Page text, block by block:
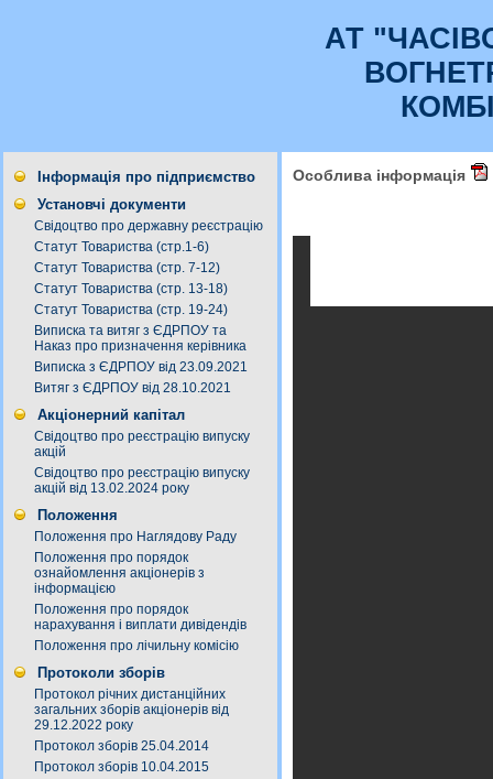
АТ
Інформація про підприємство
Установчі документи
Свідоцтво про державну реєстрацію
Статут Товариства (стр.1-6)
Статут Товариства (стр. 7-12)
Статут Товариства (стр. 13-18)
Статут Товариства (стр. 19-24)
Виписка та витяг з ЄДРПОУ та
Наказ про призначення керівника
Виписка з ЄДРПОУ від 23.09.2021
Витяг з ЄДРПОУ від 28.10.2021
Акціонерний капітал
Свідоцтво про реєстрацію випуску
акцій
Свідоцтво про реєстрацію випуску
акцій від 13.02.2024 року
Положення
Положення про Наглядову Раду
Положення про порядок
ознайомлення акціонерів з
інформацією
Положення про порядок
нарахування і виплати дивідендів
Положення про лічильну комісію
Протоколи зборів
Протокол річних дистанційних
загальних зборів акціонерів від
29.12.2022 року
Протокол зборів 25.04.2014
Протокол зборів 10.04.2015
Особлива інформація